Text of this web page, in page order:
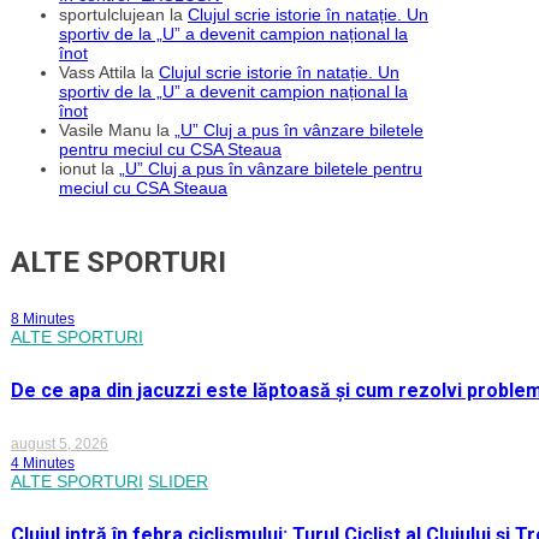
sportulclujean la Clujul scrie istorie în natație. Un
sportiv de la „U” a devenit campion național la
înot
Vass Attila la Clujul scrie istorie în natație. Un
sportiv de la „U” a devenit campion național la
înot
Vasile Manu la
„U” Cluj a pus în vânzare biletele
pentru meciul cu CSA Steaua
ionut la
„U” Cluj a pus în vânzare biletele pentru
meciul cu CSA Steaua
ALTE SPORTURI
8 Minutes
ALTE SPORTURI
De ce apa din jacuzzi este lăptoasă și cum rezolvi
august 5, 2026
4 Minutes
ALTE SPORTURI SLIDER